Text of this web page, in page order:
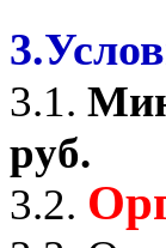
3.1.
руб.
3.2.